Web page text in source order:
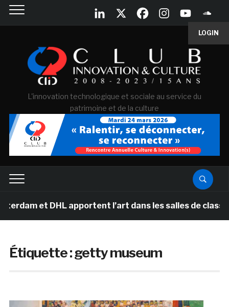
LOGIN
L'innovation technologique et sociale au service du
patrimoine et de la culture
DHL apportent l’art dans les salles de classe des
Étiquette :getty museum